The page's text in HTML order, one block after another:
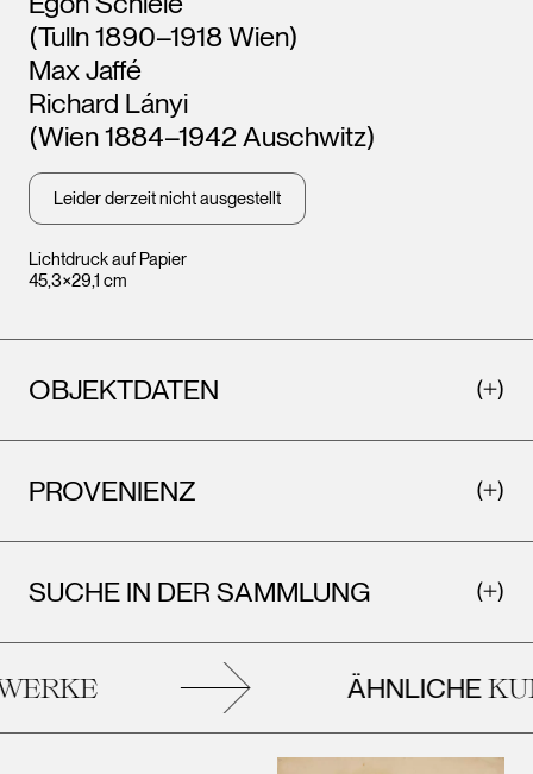
Lichtdruck auf Papier
45,3×29,1 cm
(Tulln 1890–1918 Wien)
Max Jaffé
Richard Lányi
(Wien 1884–1942 Auschwitz)
Leider derzeit nicht ausgestellt
OBJEKTDATEN
PROVENIENZ
SUCHE IN DER SAMMLUNG
ÄHNLICHE